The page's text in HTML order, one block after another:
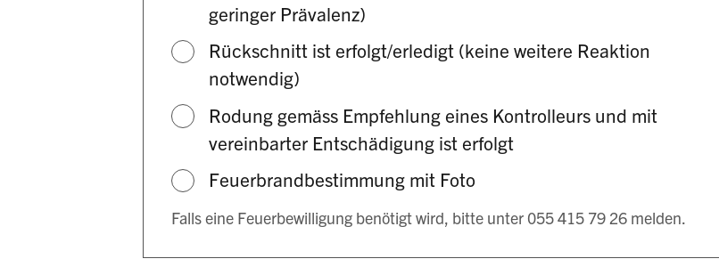
geringer Prävalenz)
Rückschnitt ist erfolgt/erledigt (keine weitere Reaktion
notwendig)
Rodung gemäss Empfehlung eines Kontrolleurs und mit
vereinbarter Entschädigung ist erfolgt
Feuerbrandbestimmung mit Foto
Falls eine Feuerbewilligung benötigt wird, bitte unter 055 415 79 26 melden.